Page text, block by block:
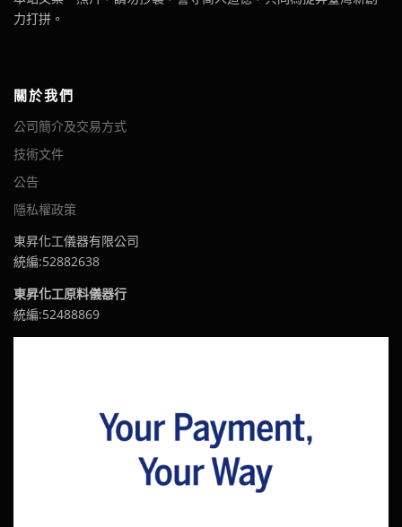
力打拼。
關於我們
公司簡介及交易方式
技術文件
公告
隱私權政策
東昇化工儀器有限公司
統編:52882638
東昇化工原料儀器行
統編:52488869